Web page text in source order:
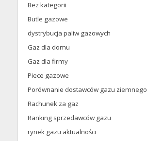
Bez kategorii
Butle gazowe
dystrybucja paliw gazowych
Gaz dla domu
Gaz dla firmy
Piece gazowe
Porównanie dostawców gazu ziemnego
Rachunek za gaz
Ranking sprzedawców gazu
rynek gazu aktualności